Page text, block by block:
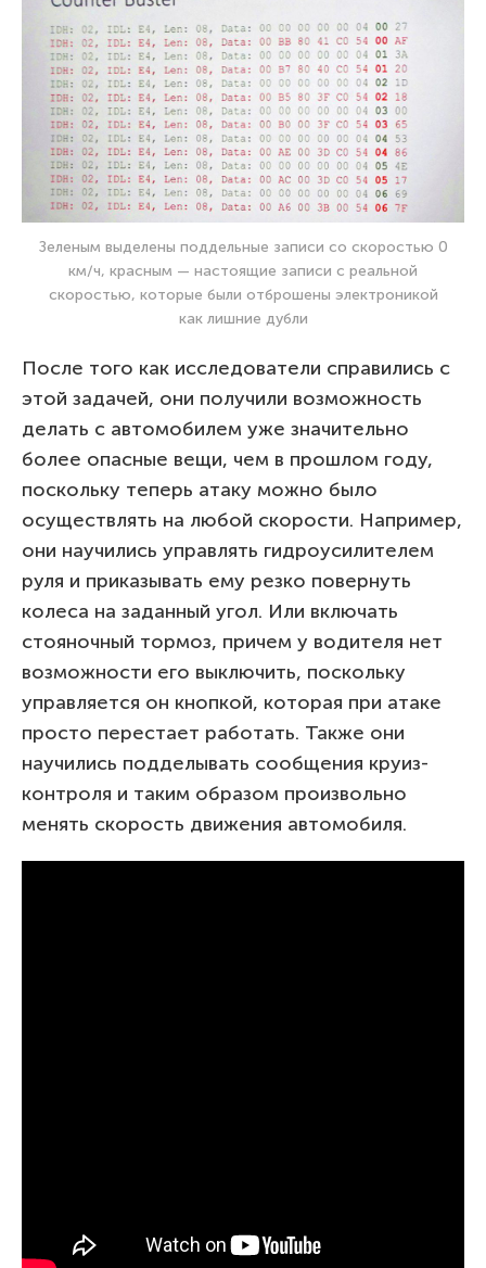
Зеленым выделены поддельные записи со скоростью 0
км/ч, красным — настоящие записи с реальной
скоростью, которые были отброшены электроникой
как лишние дубли
После того как исследователи справились с
этой задачей, они получили возможность
делать с автомобилем уже значительно
более опасные вещи, чем в прошлом году,
поскольку теперь атаку можно было
осуществлять на любой скорости. Например,
они научились управлять гидроусилителем
руля и приказывать ему резко повернуть
колеса на заданный угол. Или включать
стояночный тормоз, причем у водителя нет
возможности его выключить, поскольку
управляется он кнопкой, которая при атаке
просто перестает работать. Также они
научились подделывать сообщения круиз-
контроля и таким образом произвольно
менять скорость движения автомобиля.